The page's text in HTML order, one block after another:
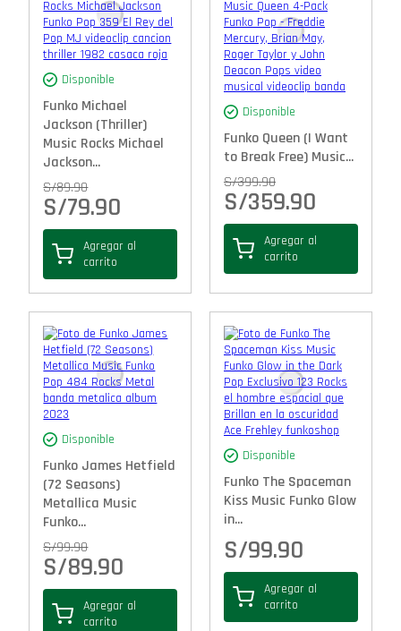
Disponible
Funko Michael
Jackson (Thriller)
Music Rocks Michael
Jackson...
S/89.90
S/79.90
Agregar al
carrito
Disponible
Funko Queen (I Want
to Break Free) Music...
S/399.90
S/359.90
Agregar al
carrito
Disponible
Funko James Hetfield
(72 Seasons)
Metallica Music
Funko...
S/99.90
S/89.90
Agregar al
carrito
Disponible
Funko The Spaceman
Kiss Music Funko Glow
in...
S/99.90
Agregar al
carrito